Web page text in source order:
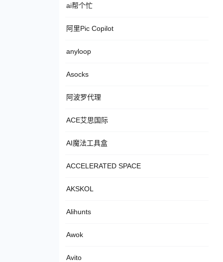
ai帮个忙
阿里Pic Copilot
anyloop
Asocks
阿波罗代理
ACE艾思国际
AI魔法工具盒
ACCELERATED SPACE
AKSKOL
Alihunts
Awok
Avito